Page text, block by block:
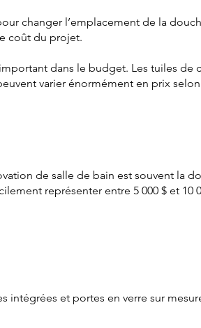
changer l’emplacement de la
coût du projet.
dans le budget. Les tuiles de
varier énormément en prix
de salle de bain est souvent la
représenter entre 5 000 $ et 10
intégrées et portes en verre sur